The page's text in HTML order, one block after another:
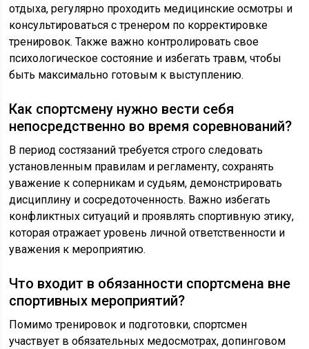
отдыха, регулярно проходить медицинские осмотры и
консультироваться с тренером по корректировке
тренировок. Также важно контролировать свое
психологическое состояние и избегать травм, чтобы
быть максимально готовым к выступлению.
Как спортсмену нужно вести себя
непосредственно во время соревнований?
В период состязаний требуется строго следовать
установленным правилам и регламенту, сохранять
уважение к соперникам и судьям, демонстрировать
дисциплину и сосредоточенность. Важно избегать
конфликтных ситуаций и проявлять спортивную этику,
которая отражает уровень личной ответственности и
уважения к мероприятию.
Что входит в обязанности спортсмена вне
спортивных мероприятий?
Помимо тренировок и подготовки, спортсмен
участвует в обязательных медосмотрах, допинговом